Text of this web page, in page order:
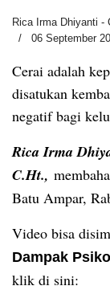
Rica Irma Dhiyanti -
06 September
Cerai adalah
disatukan
negatif bagi
Rica Irma
C.Ht.,
Batu Ampar,
Video bisa
Dampak
klik di sini: